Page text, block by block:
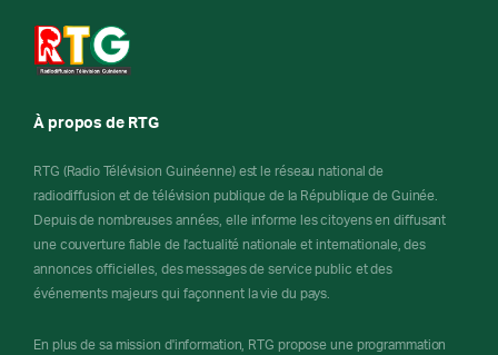
À propos de RTG
RTG (Radio Télévision Guinéenne) est le réseau national de
radiodiffusion et de télévision publique de la République de Guinée.
Depuis de nombreuses années, elle informe les citoyens en diffusant
une couverture fiable de l'actualité nationale et internationale, des
annonces officielles, des messages de service public et des
événements majeurs qui façonnent la vie du pays.
En plus de sa mission d'information, RTG propose une programmation